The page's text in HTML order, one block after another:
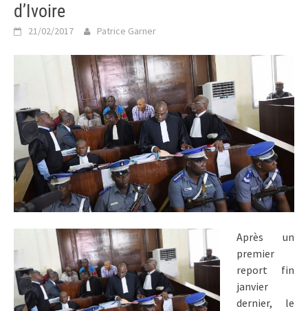
d’Ivoire
21/02/2017 Patrice Garner
Après un
premier
report fin
janvier
dernier, le